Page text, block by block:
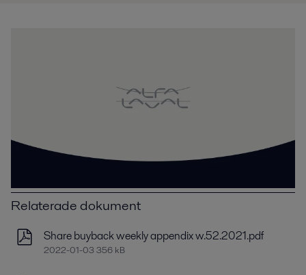
Relaterade dokument
Share buyback weekly appendix w.52.2021.pdf
2022-01-03 356 kB